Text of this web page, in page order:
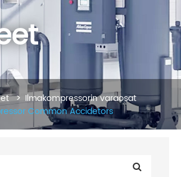
Ilmakompressorin varaosat
Common Accidetors